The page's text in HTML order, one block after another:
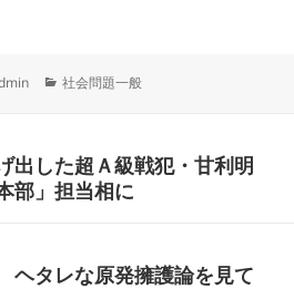
カ
ー
社会問題一般
出した超Ａ級戦犯・甘利明
部」担当相に
タレな原発擁護論を見て